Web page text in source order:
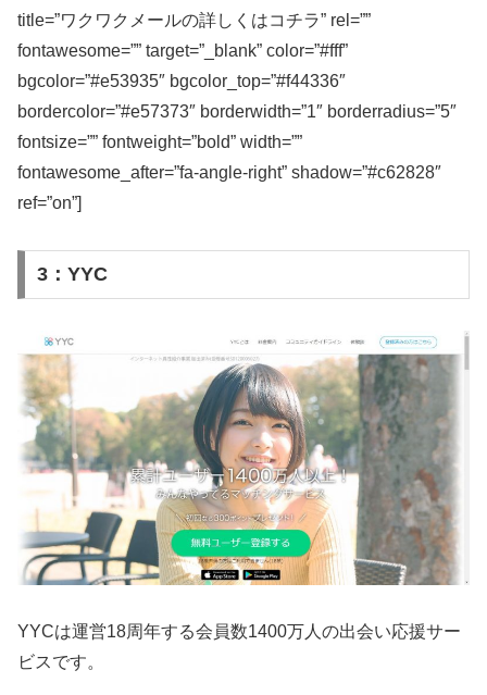
title=”ワクワクメールの詳しくはコチラ” rel=””
fontawesome=”” target=”_blank” color=”#fff”
bgcolor=”#e53935″ bgcolor_top=”#f44336″
bordercolor=”#e57373″ borderwidth=”1″ borderradius=”5″
fontsize=”” fontweight=”bold” width=””
fontawesome_after=”fa-angle-right” shadow=”#c62828″
ref=”on”]
3：YYC
YYCは運営18周年する会員数1400万人の出会い応援サー
ビスです。